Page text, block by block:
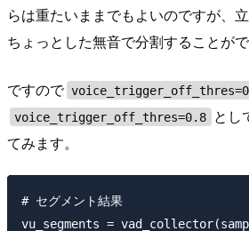
らは重たいままでもよいのですが、
ちょっとした無音で分割することがで
ですので
voice_trigger_off_thres=0.8
とし
てみます。
# セグメント結果